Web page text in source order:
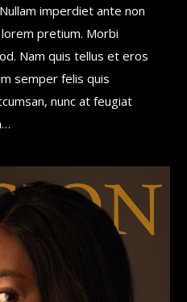
imperdiet ante non
pretium. Morbi
Nam quis tellus et eros
semper felis quis
nunc at feugiat